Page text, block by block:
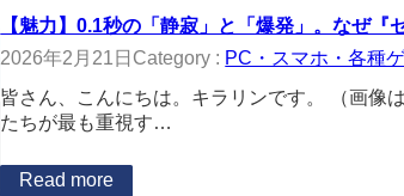
【魅力】0.1秒の「静寂」と「爆発」。なぜ『
2026年2月21日 Category : PC・スマホ・各種
皆さん、こんにちは。キラリンです。 （画像
たちが最も重視す…
Read more